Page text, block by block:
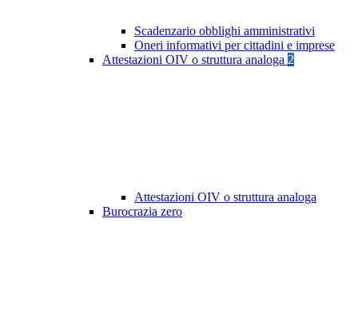
Scadenzario obblighi amministrativi
Oneri informativi per cittadini e imprese
Attestazioni OIV o struttura analoga 2
Attestazioni OIV o struttura analoga
Burocrazia zero